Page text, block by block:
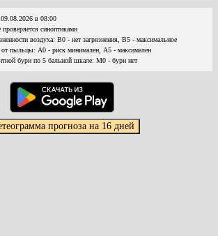
09.08.2026 в 08:00
синоптиками
воздуха: В0 - нет загрязнения, В5 - максимальное
от пыльцы: А0 - риск минимален, А5 - максимален
бури по 5 бальной шкале: М0 - бури нет